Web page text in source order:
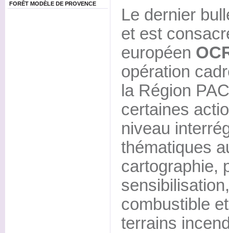
FORÊT MODÈLE DE PROVENCE
Le dernier
et est
européen
opération
la Région
certaines
niveau
thématiques
cartographie,
combustible
terrains